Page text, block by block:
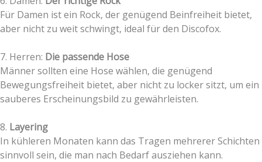
Für Damen ist ein Rock, der genügend Beinfreiheit bietet,
aber nicht zu weit schwingt, ideal für den Discofox.
7. Herren: Die passende Hose
Männer sollten eine Hose wählen, die genügend
Bewegungsfreiheit bietet, aber nicht zu locker sitzt, um ein
sauberes Erscheinungsbild zu gewährleisten.
8. Layering
In kühleren Monaten kann das Tragen mehrerer Schichten
sinnvoll sein, die man nach Bedarf ausziehen kann.